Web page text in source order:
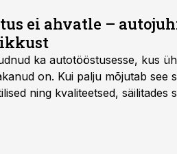
ei ahvatle –
ka autotööstusesse, kus
on. Kui palju mõjutab see
ning kvaliteetsed, säilitades